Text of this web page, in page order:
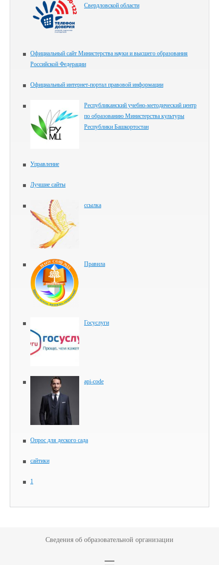
Свердловской области
Официальный сайт Министерства науки и высшего образования
Российской Федерации
Официальный интернет-портал правовой информации
Республиканский учебно-методический центр
по образованию Министерства культуры
Республики Башкортостан
Управление
Лучшие сайты
ссылка
Правила
Госуслуги
api-code
Опрос для деского сада
сайтики
1
Сведения об образовательной организации